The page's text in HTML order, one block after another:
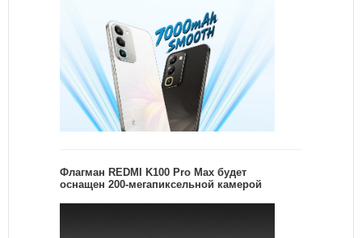
Флагман REDMI K100 Pro Max будет
оснащен 200-мегапиксельной камерой